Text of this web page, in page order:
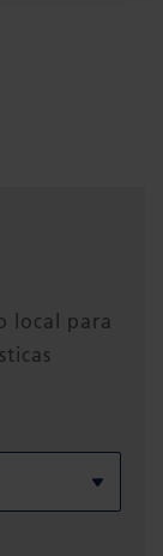
local para